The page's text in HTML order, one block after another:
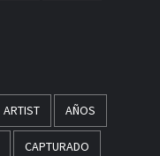
ARTIST AÑOS
CAPTURADO